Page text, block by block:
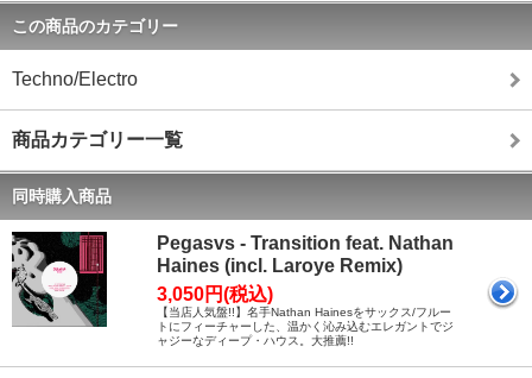
この商品のカテゴリー
Techno/Electro
商品カテゴリー一覧
同時購入商品
Pegasvs - Transition feat. Nathan
Haines (incl. Laroye Remix)
3,050円(税込)
【当店人気盤!!】名手Nathan Hainesをサックス/フルー
トにフィーチャーした、温かく沁み込むエレガントでジ
ャジーなディープ・ハウス。大推薦!!